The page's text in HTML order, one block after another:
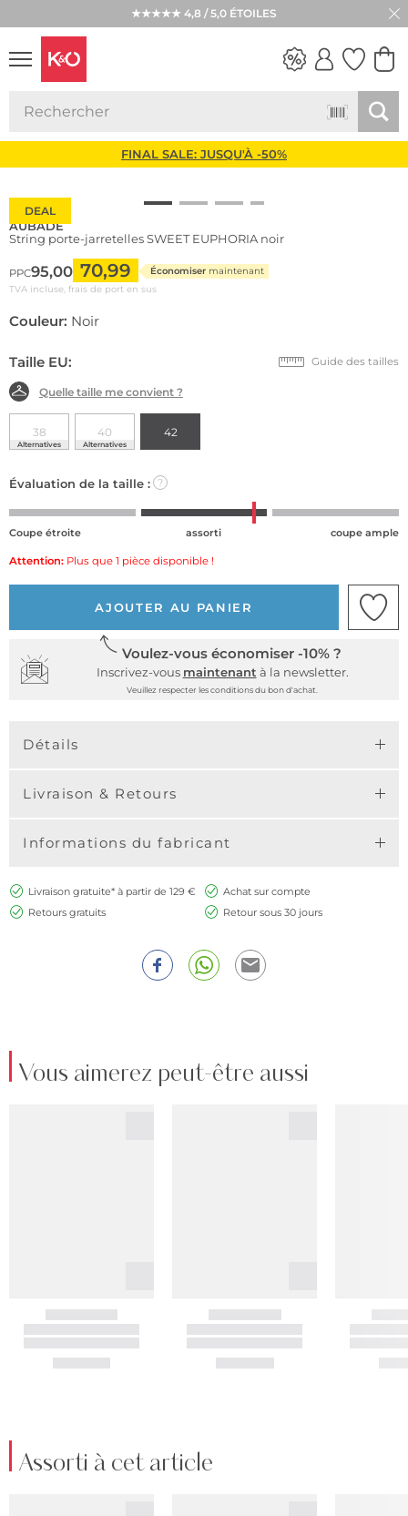
★★★★★ 4,8 / 5,0 ÉTOILES
LIVRAISON GRATUITE* À PARTIR DE 129 € ET RETOURS
FINAL SALE: JUSQU'À -50%
DEAL
AUBADE
String porte-jarretelles SWEET EUPHORIA noir
PPC95,00 70,99 Économiser maintenant
TVA incluse, frais de port en sus
Couleur: Noir
Taille EU: Guide des tailles
Quelle taille me convient ?
38
Alternatives
40
Alternatives
42
Évaluation de la taille : ?
Coupe étroite assorti coupe ample
Attention: Plus que 1 pièce disponible !
AJOUTER AU PANIER
Voulez-vous économiser -10% ?
Inscrivez-vous maintenant à la newsletter.
Veuillez respecter les conditions du bon d'achat.
Détails
Livraison & Retours
Informations du fabricant
Livraison gratuite* à partir de 129 €
Achat sur compte
Retours gratuits
Retour sous 30 jours
Vous aimerez peut-être aussi
Assorti à cet article